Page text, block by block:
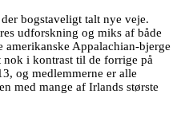
bogstaveligt talt nye veje.
udforskning og miks af både
Appalachian-bjerge
nok i kontrast til de forrige på
og medlemmerne er alle
med mange af Irlands største